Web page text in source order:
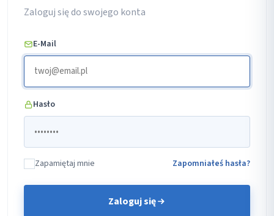
Zaloguj się do swojego konta
E-Mail
Hasło
Zapamiętaj mnie Zapomniałeś hasła?
Zaloguj się